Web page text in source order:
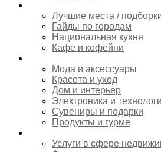
Лучшие места /
Гайды по городам
Национальная кухня
Кафе и кофейни
Мода и аксессуары
Красота и уход
Дом и интерьер
Электроника и
Сувениры и подарки
Продукты и гурме
Услуги в сфере